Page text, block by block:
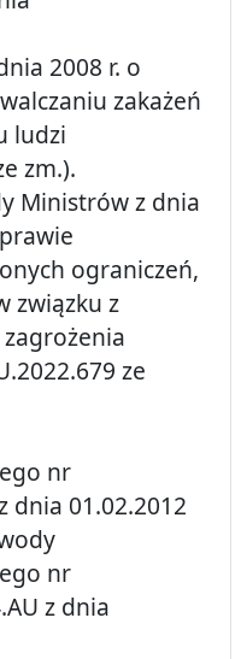
2008 r. o
zakażeń
ludzi
zm.).
Ministrów z dnia
ograniczeń,
związku z
ze
nr
dnia 01.02.2012
nr
z dnia